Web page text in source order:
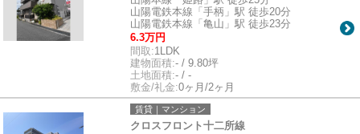
山陽電鉄本線「手柄」駅 徒歩20分
山陽電鉄本線「亀山」駅 徒歩23分
6.3万円
間取:1LDK
建物面積:- / 9.80坪
土地面積:- / -
敷金/礼金:0ヶ月/2ヶ月
賃貸｜マンション
クロスフロント十二所線